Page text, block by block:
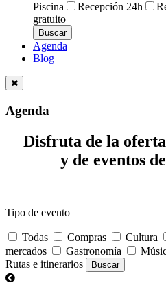
Piscina
Recepción 24h
gratuito
Agenda
Blog
Agenda
Disfruta de la
y de eventos
Tipo de evento
Todas Compras Cultura
mercados
Gastronomía
Rutas e itinerarios